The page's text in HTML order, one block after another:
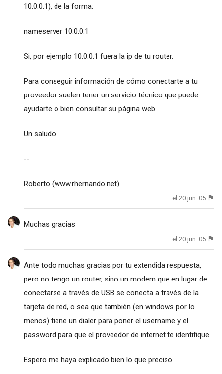
10.0.0.1), de la forma:
nameserver 10.0.0.1
Si, por ejemplo 10.0.0.1 fuera la ip de tu router.
Para conseguir información de cómo conectarte a tu
proveedor suelen tener un servicio técnico que puede
ayudarte o bien consultar su página web.
Un saludo
--
Roberto (www.rhernando.net)
el 20 jun. 05
Muchas gracias
el 20 jun. 05
Ante todo muchas gracias por tu extendida respuesta,
pero no tengo un router, sino un modem que en lugar de
conectarse a través de USB se conecta a través de la
tarjeta de red, o sea que también (en windows por lo
menos) tiene un dialer para poner el username y el
password para que el proveedor de internet te identifique.
Espero me haya explicado bien lo que preciso.